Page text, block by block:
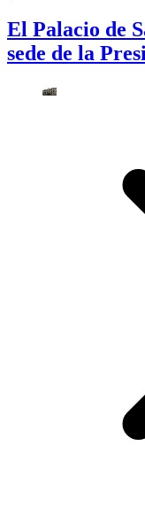
El Palacio de
sede de la